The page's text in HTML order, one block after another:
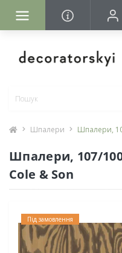
Шпалери Шпалери,
Шпалери, 107/
Cole & Son
Під замовлення